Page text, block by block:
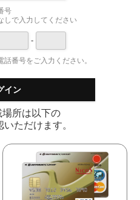
号
しで入力してください
-
番号をご入力ください。
イン
所は以下の
ただけます。